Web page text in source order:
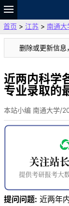
题库
故事
VIP
资料
首页 > 江苏 > 南通大
删除或更新信
近两内科学
专业录取的
本站小编 南通大学/
提问问题: 近两年